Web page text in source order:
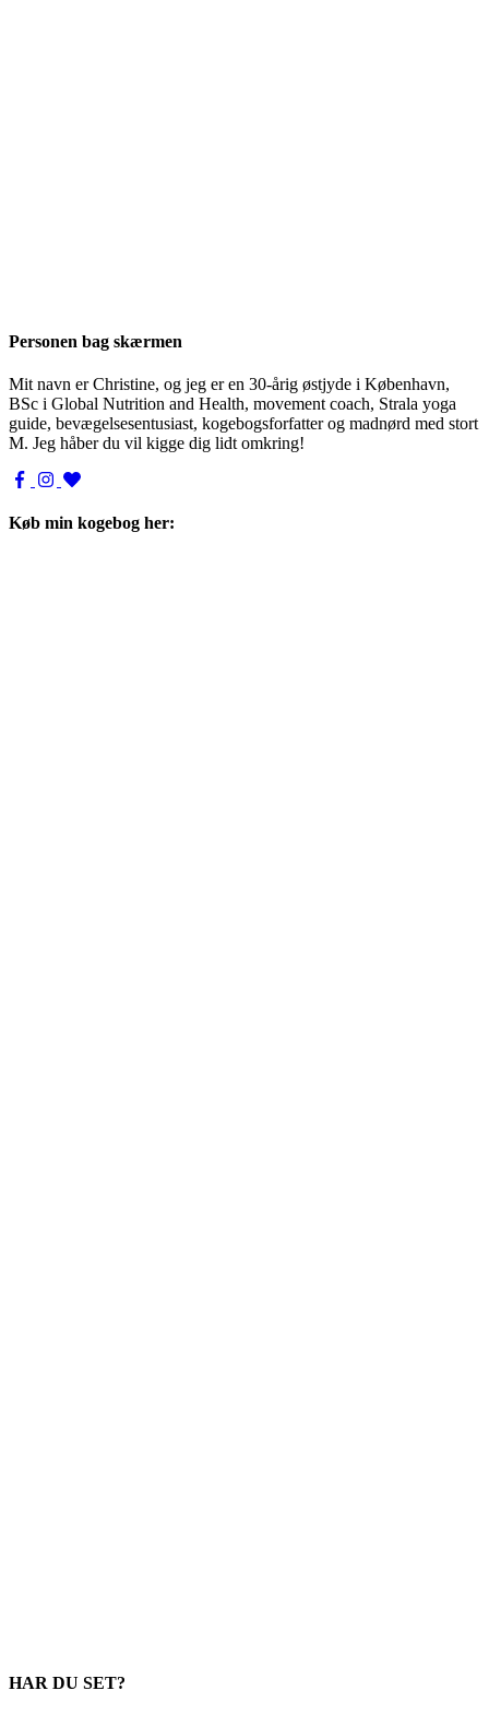
Personen bag skærmen
Mit navn er Christine, og jeg er en 30-årig østjyde i København,
BSc i Global Nutrition and Health, movement coach, Strala yoga
guide, bevægelsesentusiast, kogebogsforfatter og madnørd med stort
M. Jeg håber du vil kigge dig lidt omkring!
Køb min kogebog her:
HAR DU SET?